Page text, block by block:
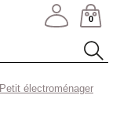
0
Petit électroménager